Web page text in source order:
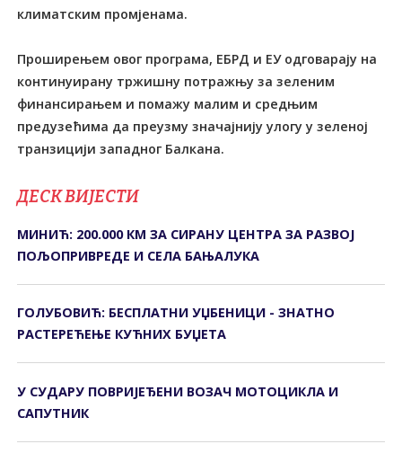
климатским промјенама.
Проширењем овог програма, ЕБРД и ЕУ одговарају на
континуирану тржишну потражњу за зеленим
финансирањем и помажу малим и средњим
предузећима да преузму значајнију улогу у зеленој
транзицији западног Балкана.
ДЕСК ВИЈЕСТИ
МИНИЋ: 200.000 КМ ЗА СИРАНУ ЦЕНТРА ЗА РАЗВОЈ
ПОЉОПРИВРЕДЕ И СЕЛА БАЊАЛУКА
ГОЛУБОВИЋ: БЕСПЛАТНИ УЏБЕНИЦИ - ЗНАТНО
РАСТЕРЕЋЕЊЕ КУЋНИХ БУЏЕТА
У СУДАРУ ПОВРИЈЕЂЕНИ ВОЗАЧ МОТОЦИКЛА И
САПУТНИК